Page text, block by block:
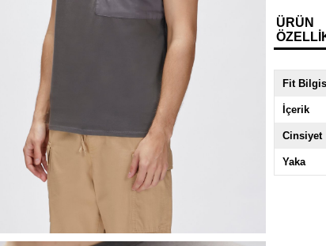
ÜRÜN
Fit
İçerik
Cinsiyet
Yaka